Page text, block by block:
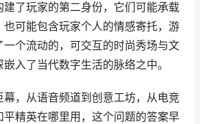
建了玩家的第二身份，它们可能承载
可能包含玩家个人的情感寄托，游
个流动的，可交互的时尚秀场与文
入了当代数字生活的脉络之中。
幕，从语音频道到创意工坊，从电竞
精英在哪里用，这个问题的答案早